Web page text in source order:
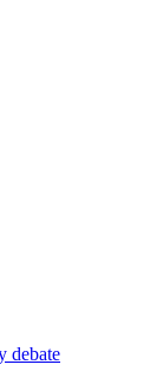
debate